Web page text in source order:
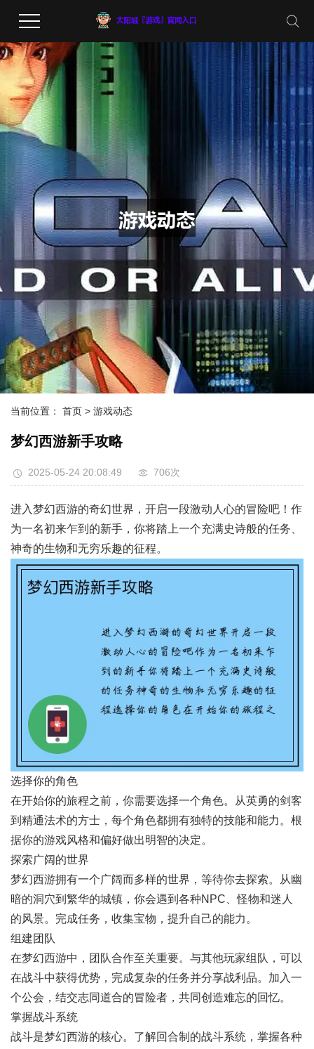
当前位置： 首页 > 游戏动态
梦幻西游新手攻略
2025-05-24 20:08:49 706次
进入梦幻西游的奇幻世界，开启一段激动人心的冒险吧！作
为一名初来乍到的新手，你将踏上一个充满史诗般的任务、
神奇的生物和无穷乐趣的征程。
选择你的角色
在开始你的旅程之前，你需要选择一个角色。从英勇的剑客
到精通法术的方士，每个角色都拥有独特的技能和能力。根
据你的游戏风格和偏好做出明智的决定。
探索广阔的世界
梦幻西游拥有一个广阔而多样的世界，等待你去探索。从幽
暗的洞穴到繁华的城镇，你会遇到各种NPC、怪物和迷人
的风景。完成任务，收集宝物，提升自己的能力。
组建团队
在梦幻西游中，团队合作至关重要。与其他玩家组队，可以
在战斗中获得优势，完成复杂的任务并分享战利品。加入一
个公会，结交志同道合的冒险者，共同创造难忘的回忆。
掌握战斗系统
战斗是梦幻西游的核心。了解回合制的战斗系统，掌握各种